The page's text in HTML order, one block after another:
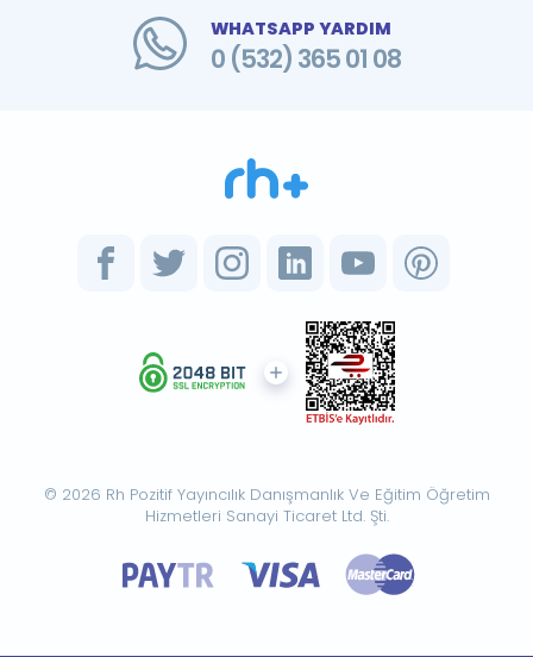
WHATSAPP YARDIM
0 (532) 365 01 08
© 2026 Rh Pozitif Yayıncılık Danışmanlık Ve Eğitim Öğretim
Hizmetleri Sanayi Ticaret Ltd. Şti.